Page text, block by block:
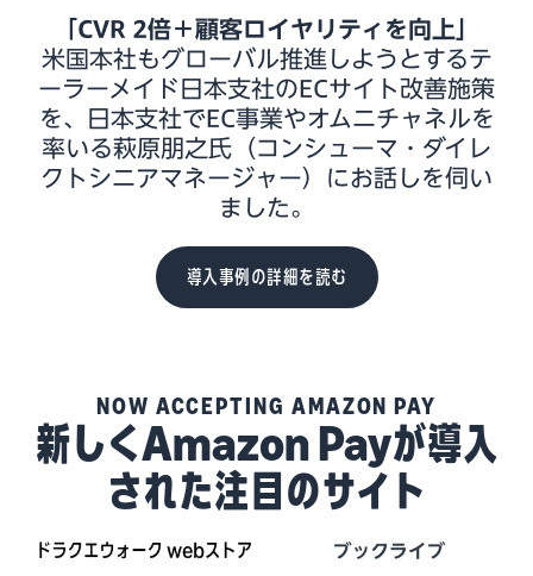
「CVR 2倍＋顧客ロイヤリティを向上」
米国本社もグローバル推進しようとするテ
ーラーメイド日本支社のECサイト改善施策
を、日本支社でEC事業やオムニチャネルを
率いる萩原朋之氏（コンシューマ・ダイレ
クトシニアマネージャー）にお話しを伺い
ました。
導入事例の詳細を読む
NOW ACCEPTING AMAZON PAY
新しくAmazon Payが導入
された注目のサイト